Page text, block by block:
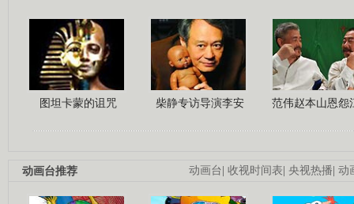
图坦卡蒙的诅咒 柴静专访导演李安 范伟赵本山恩怨
动画台| 收视时间表| 央视热播| 动
动画台推荐